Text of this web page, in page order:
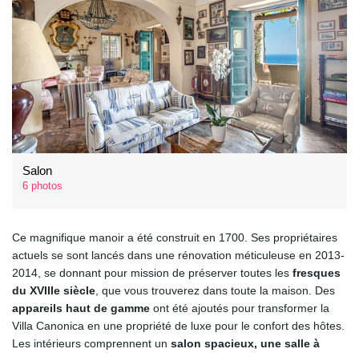
Salon
6 photos
Ce magnifique manoir a été construit en 1700. Ses propriétaires
actuels se sont lancés dans une rénovation méticuleuse en 2013-
2014, se donnant pour mission de préserver toutes les fresques
du XVIIIe siècle , que vous trouverez dans toute la maison. Des
appareils haut de gamme ont été ajoutés pour transformer la
Villa Canonica en une propriété de luxe pour le confort des hôtes.
Les intérieurs comprennent un salon spacieux, une salle à